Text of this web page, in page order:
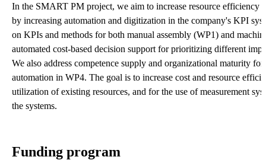
In the SMART PM project, we aim to increase resource efficiency
by increasing automation and digitization in the company's KPI
on KPIs and methods for both manual assembly (WP1) and
automated cost-based decision support for prioritizing different
We also address competence supply and organizational maturity
automation in WP4. The goal is to increase cost and resource
utilization of existing resources, and for the use of measurement
the systems.
Funding program